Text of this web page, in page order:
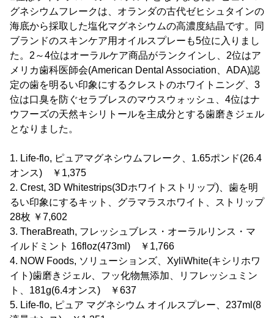
グネシウムフレークは、オランダの古代ゼヒシュタインの
海底から採取した塩化マグネシウムの高濃度結晶です。同
ブランドのスキンケア用オイルスプレーも5位に入りまし
た。2～4位はオーラルケア商品がランクインし、2位はア
メリカ歯科医師会(American Dental Association、ADA)認
定の歯を明るい印象にするクレストのホワイトニング、3
位は口臭を防ぐセラブレスのマウスウォッシュ、4位はナ
ウフーズの天然キシリトールを主成分とする歯磨きジェル
となりました。
1. Life-flo, ピュアマグネシウムフレーク、1.65ポンド(26.4
オンス) ￥1,375
2. Crest, 3D Whitestrips(3Dホワイトストリップ)、歯を明
るい印象にするキット、グラマラスホワイト、ストリップ
28枚 ￥7,602
3. TheraBreath, フレッシュブレス・オーラルリンス・マ
イルドミント 16floz(473ml) ￥1,766
4. NOW Foods, ソリューションズ、XyliWhite(キシリホワ
イト)歯磨きジェル、フッ化物無添加、リフレッシュミン
ト、181g(6.4オンス) ￥637
5. Life-flo, ピュア マグネシウム オイルスプレー、237ml(8